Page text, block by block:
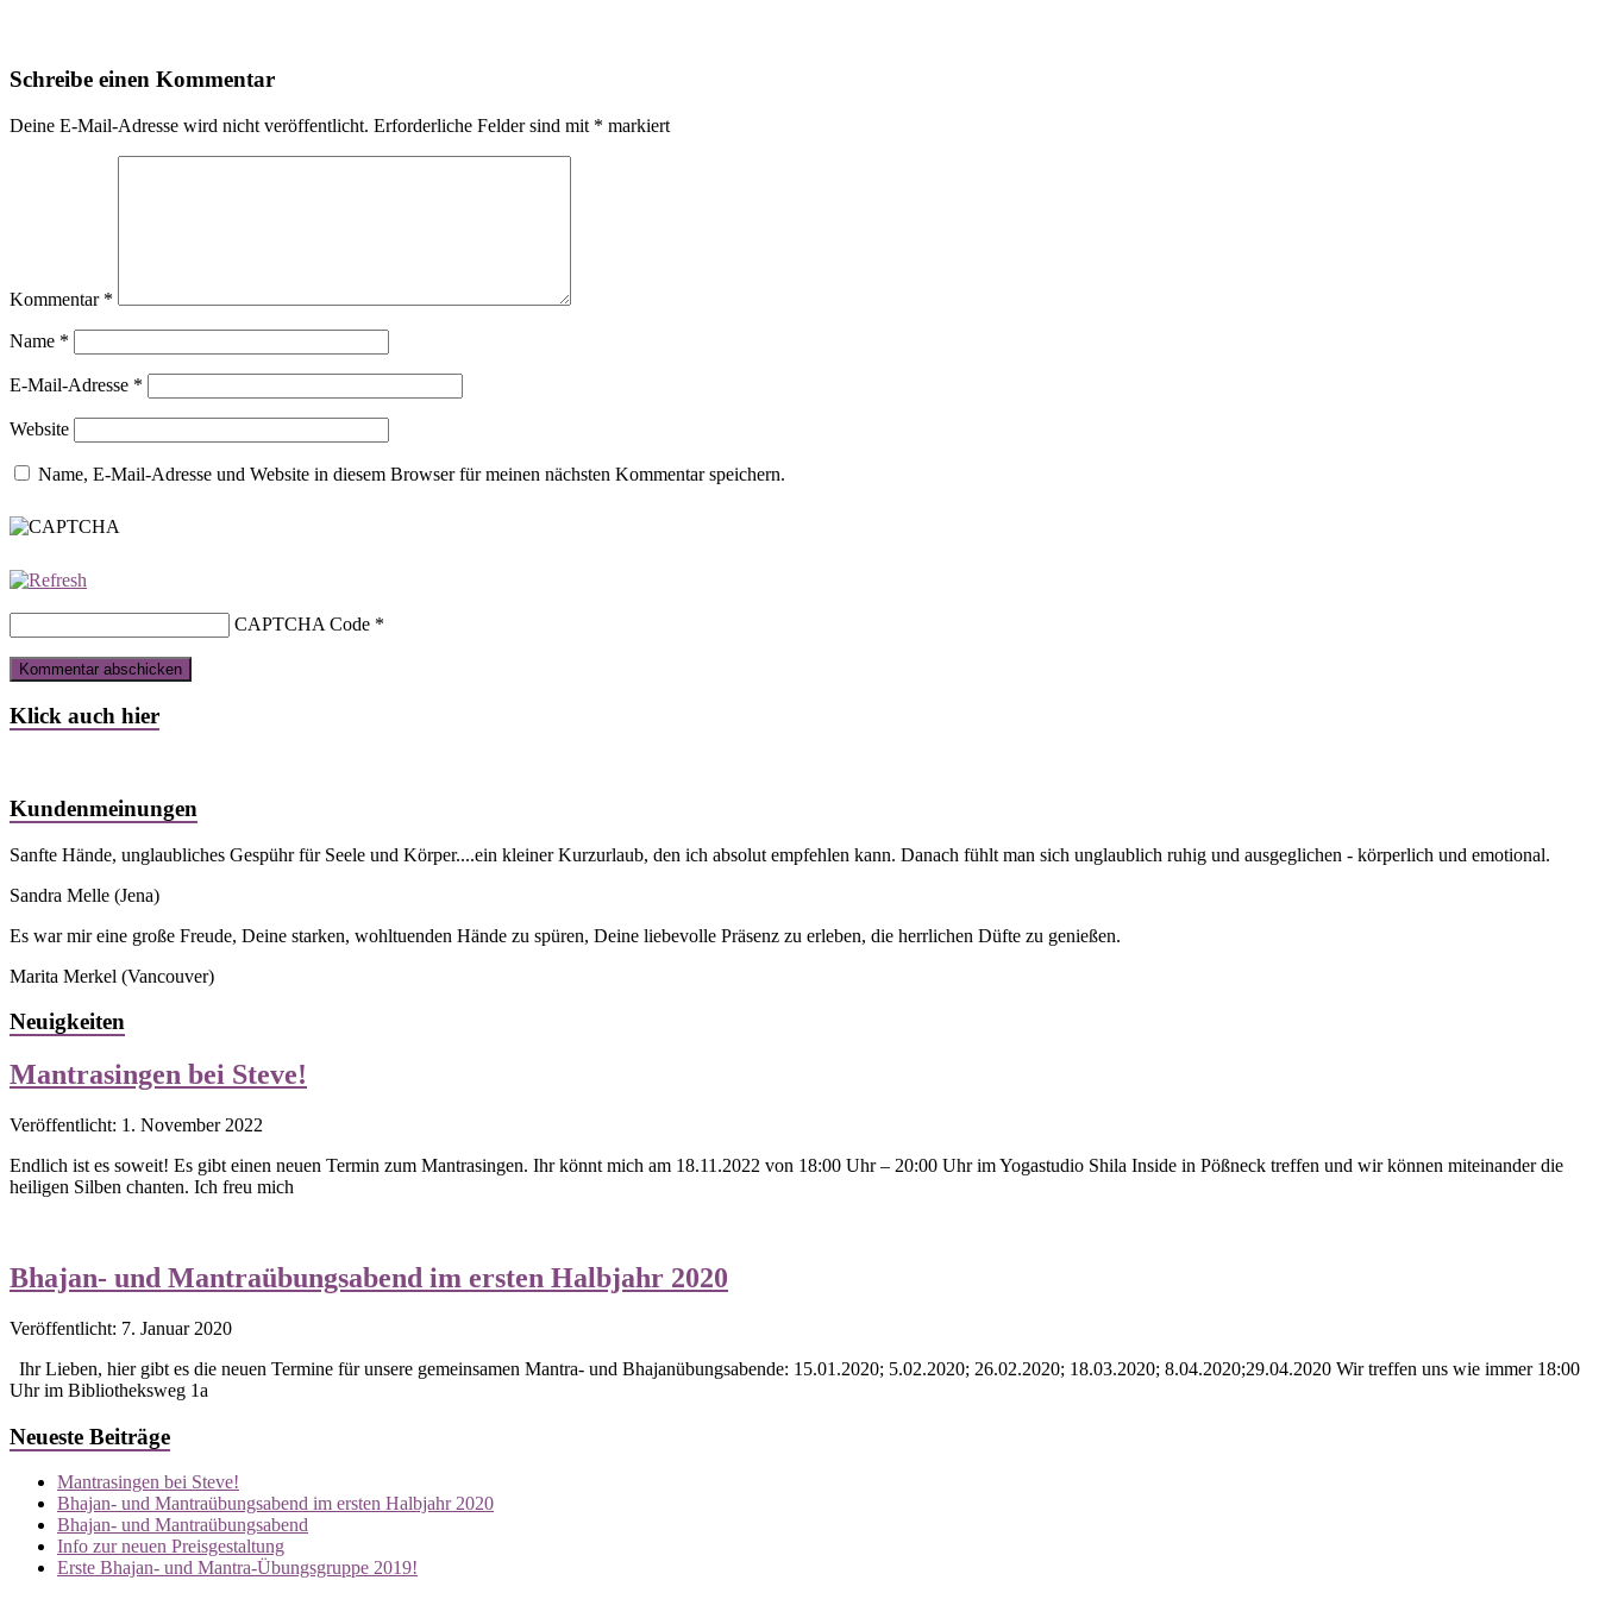
Schreibe einen Kommentar
Deine E-Mail-Adresse wird nicht veröffentlicht. Erforderliche Felder sind mit * markiert
Kommentar *
Name *
E-Mail-Adresse *
Website
Name, E-Mail-Adresse und Website in diesem Browser für meinen nächsten Kommentar speichern.
CAPTCHA Code *
Klick auch hier
Kundenmeinungen
Sanfte Hände, unglaubliches Gespühr für Seele und Körper....ein kleiner Kurzurlaub, den ich absolut empfehlen kann. Danach fühlt man sich unglaublich ruhig und ausgeglichen - körperlich und emotional.
Sandra Melle (Jena)
Es war mir eine große Freude, Deine starken, wohltuenden Hände zu spüren, Deine liebevolle Präsenz zu erleben, die herrlichen Düfte zu genießen.
Marita Merkel (Vancouver)
Neuigkeiten
Mantrasingen bei Steve!
Veröffentlicht: 1. November 2022
Endlich ist es soweit! Es gibt einen neuen Termin zum Mantrasingen. Ihr könnt mich am 18.11.2022 von 18:00 Uhr – 20:00 Uhr im Yogastudio Shila Inside in Pößneck treffen und wir können miteinander die
heiligen Silben chanten. Ich freu mich
Bhajan- und Mantraübungsabend im ersten Halbjahr 2020
Veröffentlicht: 7. Januar 2020
Ihr Lieben, hier gibt es die neuen Termine für unsere gemeinsamen Mantra- und Bhajanübungsabende: 15.01.2020; 5.02.2020; 26.02.2020; 18.03.2020; 8.04.2020;29.04.2020 Wir treffen uns wie immer 18:00
Uhr im Bibliotheksweg 1a
Neueste Beiträge
Mantrasingen bei Steve!
Bhajan- und Mantraübungsabend im ersten Halbjahr 2020
Bhajan- und Mantraübungsabend
Info zur neuen Preisgestaltung
Erste Bhajan- und Mantra-Übungsgruppe 2019!